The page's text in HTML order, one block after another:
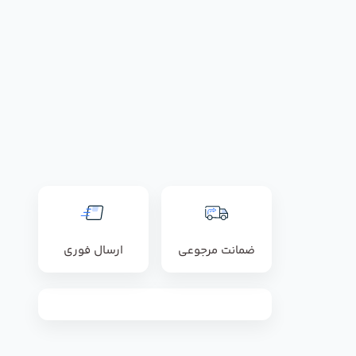
ضمانت مرجوعی ارسال فوری